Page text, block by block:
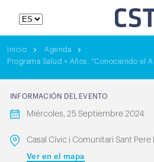
Inicio
Agenda
Programa Salud + Años. "Conociendo el
INFORMACIÓN DEL EVENTO
Miércoles, 25 Septiembre 2024
Casal Cívic i Comunitari Sant Pere
Ver en el mapa